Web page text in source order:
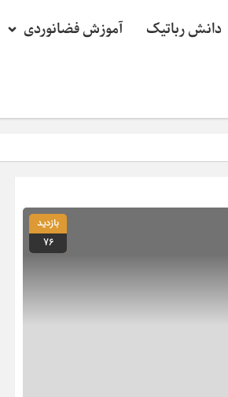
دانش رباتیک آموزش فضانوردی
بازدید
76